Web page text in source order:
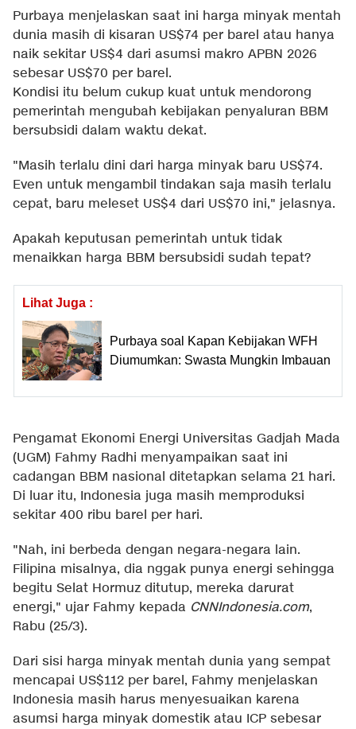
Purbaya menjelaskan saat ini harga minyak mentah
dunia masih di kisaran US$74 per barel atau hanya
naik sekitar US$4 dari asumsi makro APBN 2026
sebesar US$70 per barel.
Kondisi itu belum cukup kuat untuk mendorong
pemerintah mengubah kebijakan penyaluran BBM
bersubsidi dalam waktu dekat.
"Masih terlalu dini dari harga minyak baru US$74.
Even untuk mengambil tindakan saja masih terlalu
cepat, baru meleset US$4 dari US$70 ini," jelasnya.
Apakah keputusan pemerintah untuk tidak
menaikkan harga BBM bersubsidi sudah tepat?
Lihat Juga :
Purbaya soal Kapan Kebijakan WFH
Diumumkan: Swasta Mungkin Imbauan
Pengamat Ekonomi Energi Universitas Gadjah Mada
(UGM) Fahmy Radhi menyampaikan saat ini
cadangan BBM nasional ditetapkan selama 21 hari.
Di luar itu, Indonesia juga masih memproduksi
sekitar 400 ribu barel per hari.
"Nah, ini berbeda dengan negara-negara lain.
Filipina misalnya, dia nggak punya energi sehingga
begitu Selat Hormuz ditutup, mereka darurat
energi," ujar Fahmy kepada CNNIndonesia.com,
Rabu (25/3).
Dari sisi harga minyak mentah dunia yang sempat
mencapai US$112 per barel, Fahmy menjelaskan
Indonesia masih harus menyesuaikan karena
asumsi harga minyak domestik atau ICP sebesar